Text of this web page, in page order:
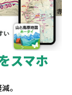
スマホ
。